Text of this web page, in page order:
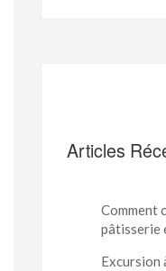
Articles
Comment
pâtisserie
Excursion